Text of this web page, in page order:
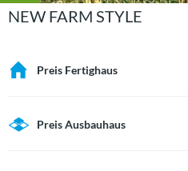
NEW FARM STYLE
Preis Fertighaus
Preis Ausbauhaus